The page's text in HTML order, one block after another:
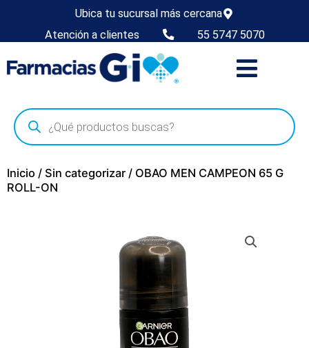
Ubica tu sucursal más cercana
Atención a clientes
55 5747 5070
Inicio / Sin categorizar / OBAO MEN CAMPEON 65 G
ROLL-ON